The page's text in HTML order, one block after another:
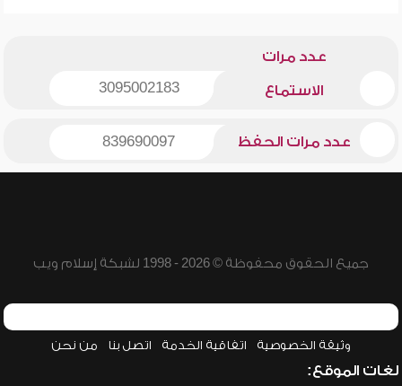
عدد مرات
الاستماع 3095002183
عدد مرات الحفظ 839690097
جميع الحقوق محفوظة © 2026 - 1998 لشبكة إسلام ويب
وثيقة الخصوصية اتفاقية الخدمة اتصل بنا من نحن
لغات الموقع: